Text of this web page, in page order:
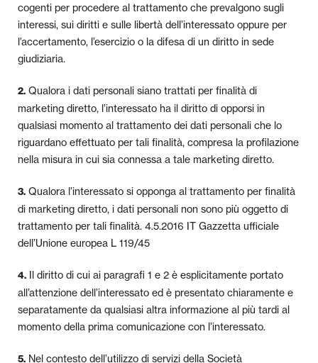
cogenti per procedere al trattamento che prevalgono sugli
interessi, sui diritti e sulle libertà dell’interessato oppure per
l’accertamento, l’esercizio o la difesa di un diritto in sede
giudiziaria.
2. Qualora i dati personali siano trattati per finalità di
marketing diretto, l’interessato ha il diritto di opporsi in
qualsiasi momento al trattamento dei dati personali che lo
riguardano effettuato per tali finalità, compresa la profilazione
nella misura in cui sia connessa a tale marketing diretto.
3. Qualora l’interessato si opponga al trattamento per finalità
di marketing diretto, i dati personali non sono più oggetto di
trattamento per tali finalità. 4.5.2016 IT Gazzetta ufficiale
dell’Unione europea L 119/45
4. Il diritto di cui ai paragrafi 1 e 2 è esplicitamente portato
all’attenzione dell’interessato ed è presentato chiaramente e
separatamente da qualsiasi altra informazione al più tardi al
momento della prima comunicazione con l’interessato.
5. Nel contesto dell’utilizzo di servizi della Società